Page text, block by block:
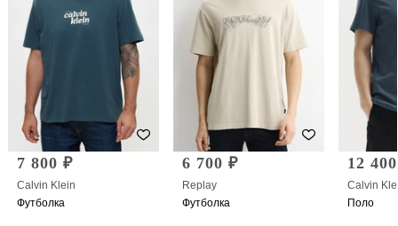
7 800 ₽
Calvin Klein
Футболка
6 700 ₽
Replay
Футболка
12
Calvin
Поло